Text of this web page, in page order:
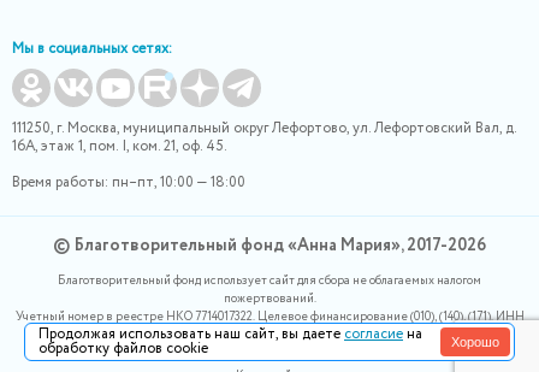
Мы в социальных сетях:
111250, г. Москва, муниципальный округ Лефортово, ул. Лефортовский Вал, д.
16А, этаж 1, пом. I, ком. 21, оф. 45.
Время работы: пн–пт, 10:00 — 18:00
© Благотворительный фонд «Анна Мария», 2017-2026
Благотворительный фонд использует сайт для сбора не облагаемых налогом
пожертвований.
Учетный номер в реестре НКО 7714017322. Целевое финансирование (010), (140), (171). ИНН
0400007265, ОГРН 1180400000220. Номер в реестре Роскомнадзора 77-24-166339
Политика конфидециальности
Продолжая использовать наш сайт, вы даете согласиена
обработку файлов cookie Хорошо